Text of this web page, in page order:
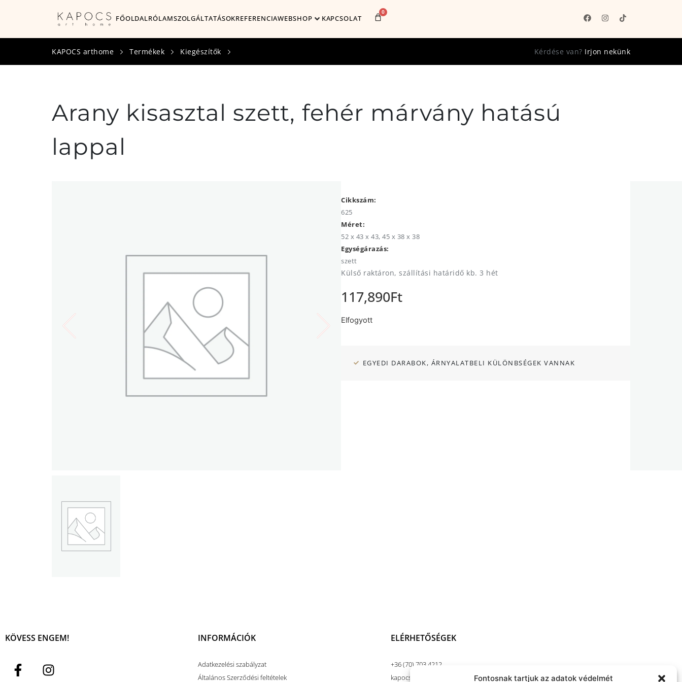
Fontosnak tartjuk az adatok védelmét
FŐOLDALRÓLAMSZOLGÁLTATÁSOKREFERENCIAWEBSHOP KAPCSOLAT
0
KAPOCS arthome Termékek Kiegészítők Kérdése van? Irjon nekünk
Arany kisasztal szett, fehér márvány hatású
lappal
Cikkszám:
625
Méret:
52 x 43 x 43, 45 x 38 x 38
Egységárazás:
szett
Külső raktáron, szállítási határidő kb. 3 hét
117,890Ft
Elfogyott
EGYEDI DARABOK, ÁRNYALATBELI KÜLÖNBSÉGEK VANNAK
KÖVESS ENGEM! INFORMÁCIÓK
Adatkezelési szabályzat
Általános Szerződési feltételek
ELÉRHETŐSÉGEK
+36 (70) 703 4212
kapocsart@kapocsarthome.com